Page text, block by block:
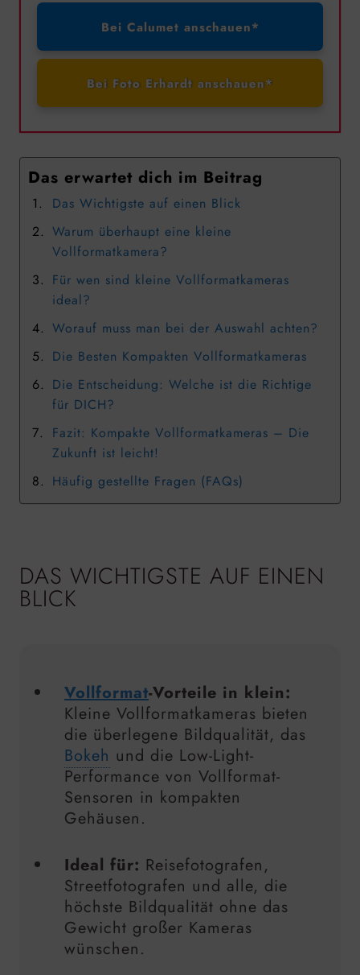
Bei Calumet anschauen*
Bei Foto Erhardt anschauen*
Das erwartet dich im Beitrag
Das Wichtigste auf einen Blick
Warum überhaupt eine kleine
Vollformatkamera?
Für wen sind kleine Vollformatkameras
ideal?
Worauf muss man bei der Auswahl achten?
Die Besten Kompakten Vollformatkameras
Die Entscheidung: Welche ist die Richtige
für DICH?
Fazit: Kompakte Vollformatkameras – Die
Zukunft ist leicht!
Häufig gestellte Fragen (FAQs)
DAS WICHTIGSTE AUF EINEN
BLICK
Vollformat-Vorteile in klein:
Kleine Vollformatkameras bieten
die überlegene Bildqualität, das
Bokeh und die Low-Light-
Performance von Vollformat-
Sensoren in kompakten
Gehäusen.
Ideal für: Reisefotografen,
Streetfotografen und alle, die
höchste Bildqualität ohne das
Gewicht großer Kameras
wünschen.